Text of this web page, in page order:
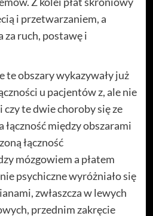
i przetwarzaniem, a
ruch, postawę i
te obszary wykazywały już
u pacjentów z, ale nie
czy te dwie choroby się ze
łączność między obszarami
łączność
mózgowiem a płatem
psychiczne wyróżniało się
zwłaszcza w lewych
przednim zakręcie